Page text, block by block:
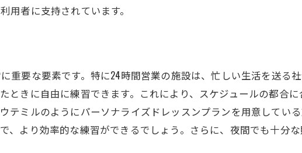
用者に支持されています。
重要な要素です。特に24時間営業の施設は、忙しい生活を送る
ときに自由に練習できます。これにより、スケジュールの都合
テミルのようにパーソナライズドレッスンプランを用意してい
、より効率的な練習ができるでしょう。さらに、夜間でも十分